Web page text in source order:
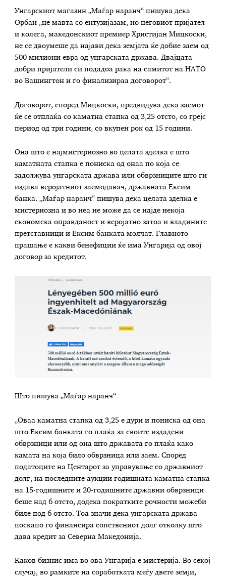
Унгарскиот магазин „Маѓар наранч“ пишува дека
Орбан „не мавта со ентузијазам, но неговиот пријател
и колега, македонскиот премиер Христијан Мицкоски,
не се двоумеше да најави дека земјата ќе добие заем од
500 милиони евра од унгарската држава. Двајцата
добри пријатели си подадоа рака на самитот на НАТО
во Вашингтон и го финализираа договорот“.
Договорот, според Мицкоски, предвидува дека заемот
ќе се отплаќа со каматна стапка од 3,25 отсто, со грејс
период од три години, со вкупен рок од 15 години.
Она што е најмистериозно во целата зделка е што
каматната стапка е пониска од онаа по која се
задолжува унгарската држава или обврзниците што ги
издава веројатниот заемодавач, државната Ексим
банка. „Маѓар наранч“ пишува дека целата зделка е
мистериозна и во неа не може да се најде некоја
економска оправданост и веројатно затоа и владините
претставници и Ексим банката молчат. Главното
прашање е какви бенефиции ќе има Унгарија од овој
договор за кредитот.
Што пишува „Маѓар наранч“:
„Оваа каматна стапка од 3,25 е дури и пониска од она
што Ексим банката го плаќа за своите издадени
обврзници или од она што државата го плаќа како
камата на која било обврзница или заем. Според
податоците на Центарот за управување со државниот
долг, на последните аукции годишната каматна стапка
на 15-годишните и 20-годишните државни обврзници
беше над 6 отсто, додека пократките рочности можеби
биле под 6 отсто. Тоа значи дека унгарската држава
поскапо го финансира сопствениот долг отколку што
дава кредит за Северна Македонија.
Каков бизнис има во ова Унгарија е мистерија. Во секој
случај, во рамките на соработката меѓу двете земји,